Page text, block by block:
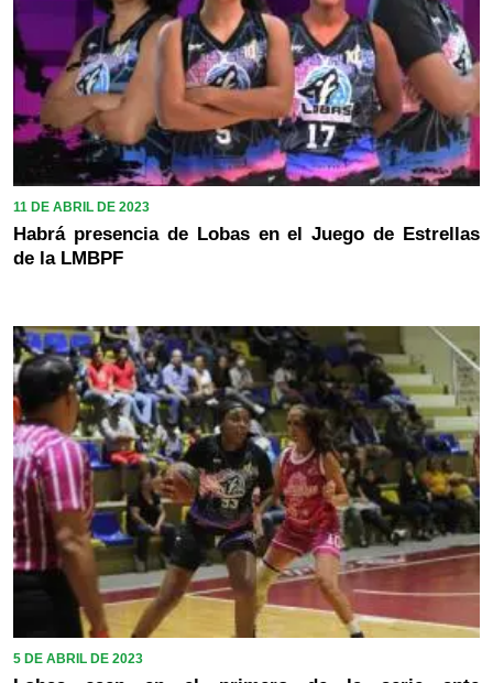
11 DE ABRIL DE 2023
Habrá presencia de Lobas en el Juego de Estrellas
de la LMBPF
5 DE ABRIL DE 2023